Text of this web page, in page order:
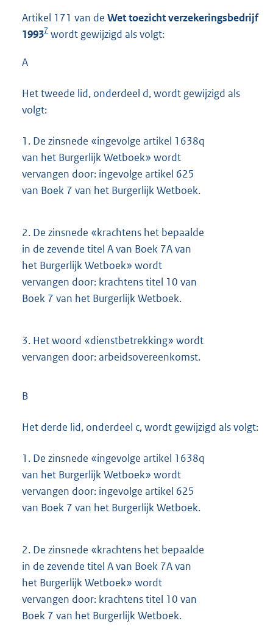
Artikel 171 van de Wet toezicht verzekeringsbedrijf
19937 wordt gewijzigd als volgt:
A
Het tweede lid, onderdeel d, wordt gewijzigd als
volgt:
1. De zinsnede «ingevolge artikel 1638q
van het Burgerlijk Wetboek» wordt
vervangen door: ingevolge artikel 625
van Boek 7 van het Burgerlijk Wetboek.
2. De zinsnede «krachtens het bepaalde
in de zevende titel A van Boek 7A van
het Burgerlijk Wetboek» wordt
vervangen door: krachtens titel 10 van
Boek 7 van het Burgerlijk Wetboek.
3. Het woord «dienstbetrekking» wordt
vervangen door: arbeidsovereenkomst.
B
Het derde lid, onderdeel c, wordt gewijzigd als volgt:
1. De zinsnede «ingevolge artikel 1638q
van het Burgerlijk Wetboek» wordt
vervangen door: ingevolge artikel 625
van Boek 7 van het Burgerlijk Wetboek.
2. De zinsnede «krachtens het bepaalde
in de zevende titel A van Boek 7A van
het Burgerlijk Wetboek» wordt
vervangen door: krachtens titel 10 van
Boek 7 van het Burgerlijk Wetboek.